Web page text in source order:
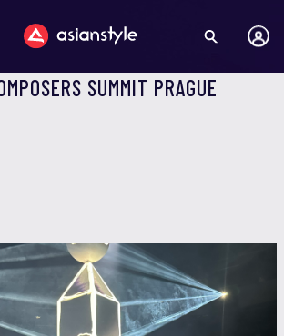
SUMMIT PRAGUE